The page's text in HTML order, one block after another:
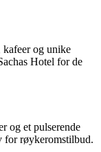
kafeer og unike
Hotel for de
og et pulserende
for røykeromstilbud.